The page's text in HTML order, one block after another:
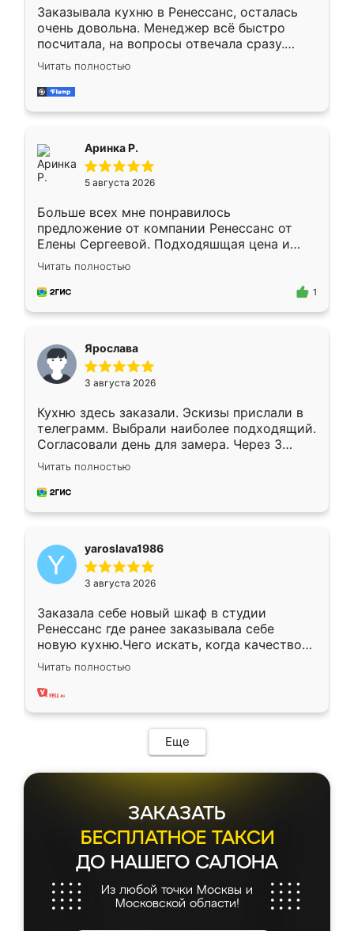
Заказывала кухню в Ренессанс, осталась
очень довольна. Менеджер всё быстро
посчитала, на вопросы отвечала сразу.
Замерщик приехал в субботу, подошёл к
делу со всей ответственностью. Собрали
за день, ребята работали аккуратно, даже
Читать полностью
Аринка Р.
5 августа 2026
Больше всех мне понравилось
предложение от компании Ренессанс от
Елены Сергеевой. Подходяшщая цена и
короткие сроки изготовления. Приехавший
для замера сотрудник Владислав
предложил по моему эскизу самый
Читать полностью
1
Ярослава
3 августа 2026
Кухню здесь заказали. Эскизы прислали в
телеграмм. Выбрали наиболее подходящий.
Согласовали день для замера. Через 3
недели кухня была уже готова. Остались
довольны работой. Спасибо Ренессанс
мебель за качественную работу!
Читать полностью
yaroslava1986
3 августа 2026
Заказала себе новый шкаф в студии
Ренессанс где ранее заказывала себе
новую кухню.Чего искать, когда качеством
вполне довольна. Служит кухня уже почти
два года, нареканий нет.
Читать полностью
Еще
ЗАКАЗАТЬ
БЕСПЛАТНОЕ ТАКСИ
ДО НАШЕГО САЛОНА
Из любой точки Москвы и
Московской области!